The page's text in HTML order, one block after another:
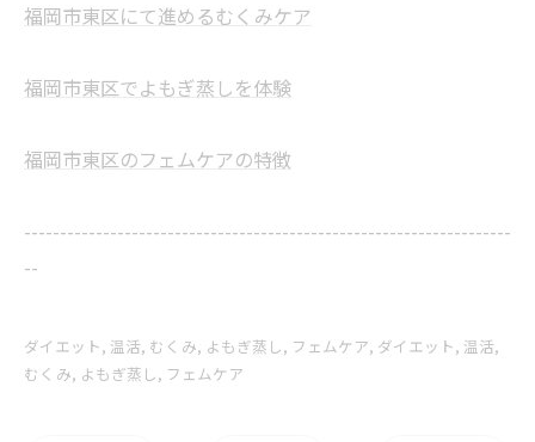
福岡市東区にて進めるむくみケア
福岡市東区でよもぎ蒸しを体験
福岡市東区のフェムケアの特徴
--------------------------------------------------------------------
--
ダイエット 温活 むくみ よもぎ蒸し フェムケア ダイエット 温活
むくみ よもぎ蒸し フェムケア